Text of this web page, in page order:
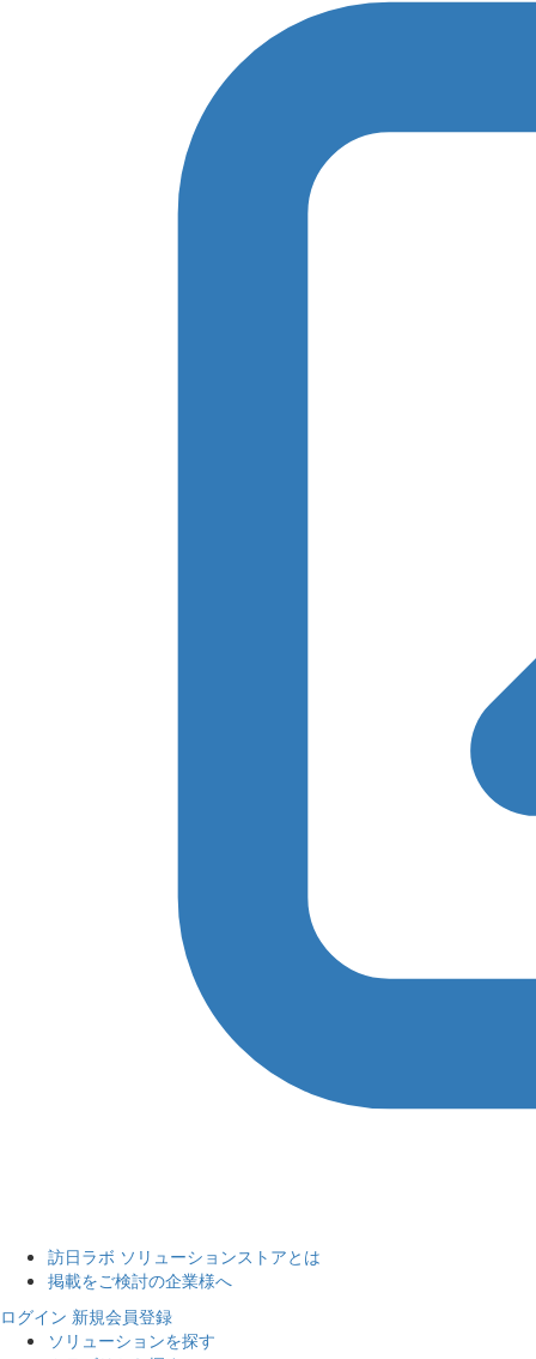
訪日ラボ ソリューションストアとは
掲載をご検討の企業様へ
ログイン 新規会員登録
ソリューションを探す